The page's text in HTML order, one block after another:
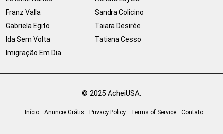
Franz Valla
Gabriela Egito
Ida Sem Volta
Imigração Em Dia
Sandra Colicino
Taiara Desirée
Tatiana Cesso
© 2025 AcheiUSA.
Início Anuncie Grátis Privacy Policy Terms of Service Contato